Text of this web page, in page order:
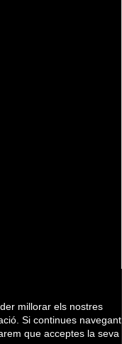
millorar els nostres
Si continues navegant
que acceptes la seva